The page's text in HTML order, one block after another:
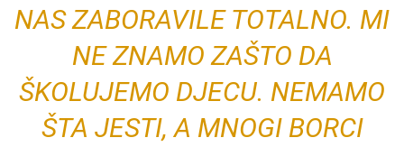
NAS ZABORAVILE TOTALNO. MI
NE ZNAMO ZAŠTO DA
ŠKOLUJEMO DJECU. NEMAMO
ŠTA JESTI, A MNOGI BORCI